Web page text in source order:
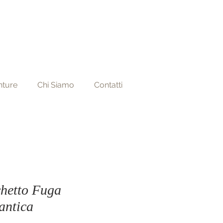
Chi Siamo Contatti
Fuga